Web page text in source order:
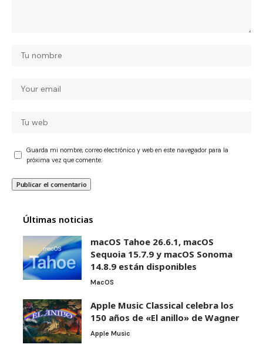
Guarda mi nombre, correo electrónico y web en este navegador para la
próxima vez que comente.
Últimas noticias
macOS Tahoe 26.6.1, macOS
Sequoia 15.7.9 y macOS Sonoma
14.8.9 están disponibles
MacOS
Apple Music Classical celebra los
150 años de «El anillo» de Wagner
Apple Music